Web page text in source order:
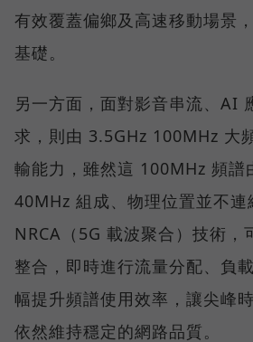
有效覆蓋偏鄉及高速移動場景
基礎。
另一方面，面對影音串流、AI
求，則由 3.5GHz 100MHz 大
輸能力，雖然這 100MHz 頻譜
40MHz 組成、物理位置並不連
NRCA（5G 載波聚合）技術，
整合，即時進行流量分配、負
幅提升頻譜使用效率，讓尖峰
依然維持穩定的網路品質。